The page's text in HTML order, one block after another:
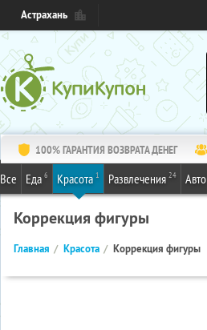
Астрахань
100% ГАРАНТИЯ ВОЗВРАТА ДЕНЕГ
Все Еда 6 Красота 1 Развлечения 24 Авто
Коррекция фигуры
Главная Красота Коррекция фигуры